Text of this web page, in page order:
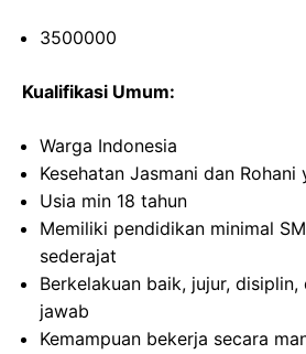
3500000
Kualifikasi Umum:
Warga Indonesia
Kesehatan Jasmani dan Rohani
Usia min 18 tahun
Memiliki pendidikan minimal
sederajat
Berkelakuan baik, jujur,
jawab
Kemampuan bekerja secara